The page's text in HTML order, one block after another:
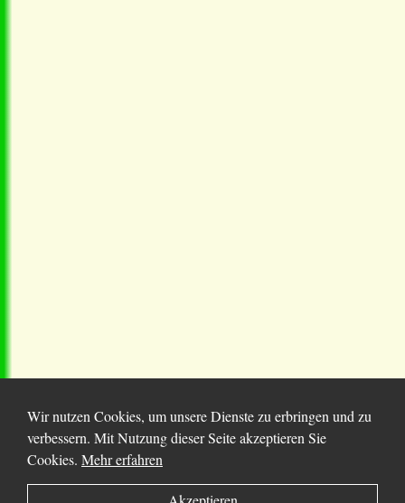
© 2025 Chortitza.org | Supported byD. F. Plett
Wir nutzen Cookies, um unsere Dienste zu erbringen und zu
verbessern. Mit Nutzung dieser Seite akzeptieren Sie
Cookies. Mehr erfahren